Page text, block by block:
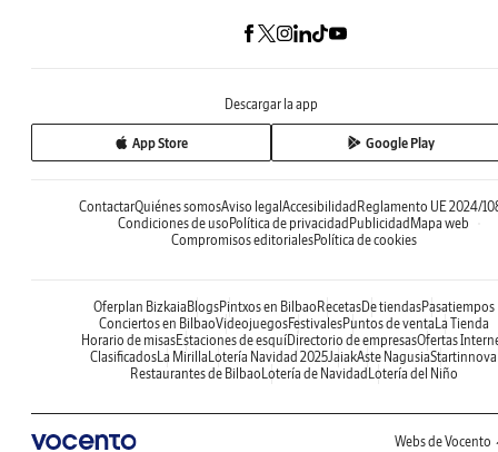
Descargar la app
App Store Google Play
ContactarQuiénes somosAviso legal Accesibilidad Reglamento UE 2024/
Condiciones de uso Política de privacidad Publicidad Mapa web
Compromisos editorialesPolítica de cookies
Oferplan Bizkaia BlogsPintxos en Bilbao RecetasDe tiendasPasatiempos
Conciertos en BilbaoVideojuegosFestivalesPuntos de venta La Tienda
Horario de misasEstaciones de esquíDirectorio de empresasOfertas
ClasificadosLa Mirilla Lotería Navidad 2025JaiakAste NagusiaStartinnova
Restaurantes de Bilbao Lotería de Navidad Lotería del Niño
Webs de Vocento